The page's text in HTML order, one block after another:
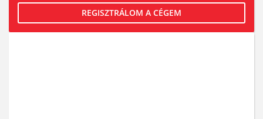
REGISZTRÁLOM A CÉGEM